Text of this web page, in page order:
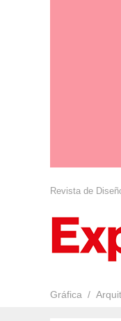
Revista de
Gráfica